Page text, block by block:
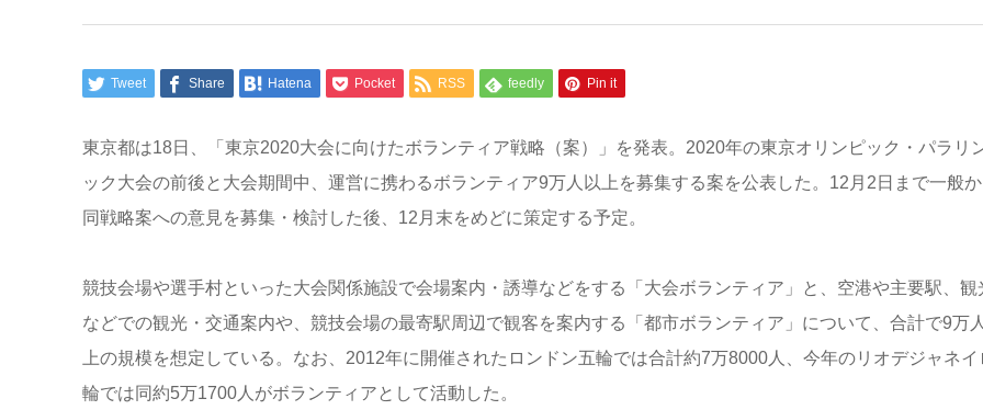
Tweet Share Hatena Pocket RSS feedly Pin it
東京都は18日、「東京2020大会に向けたボランティア戦略（案）」を発表。2020年の東京オリンピック・パラリ
ック大会の前後と大会期間中、運営に携わるボランティア9万人以上を募集する案を公表した。12月2日まで一般
同戦略案への意見を募集・検討した後、12月末をめどに策定する予定。
競技会場や選手村といった大会関係施設で会場案内・誘導などをする「大会ボランティア」と、空港や主要駅、観
などでの観光・交通案内や、競技会場の最寄駅周辺で観客を案内する「都市ボランティア」について、合計で9万
上の規模を想定している。なお、2012年に開催されたロンドン五輪では合計約7万8000人、今年のリオデジャネイ
輪では同約5万1700人がボランティアとして活動した。